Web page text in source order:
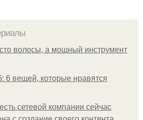
волосы, а мощный инструмент
6 вещей, которые нравятся
сетевой компании сейчас